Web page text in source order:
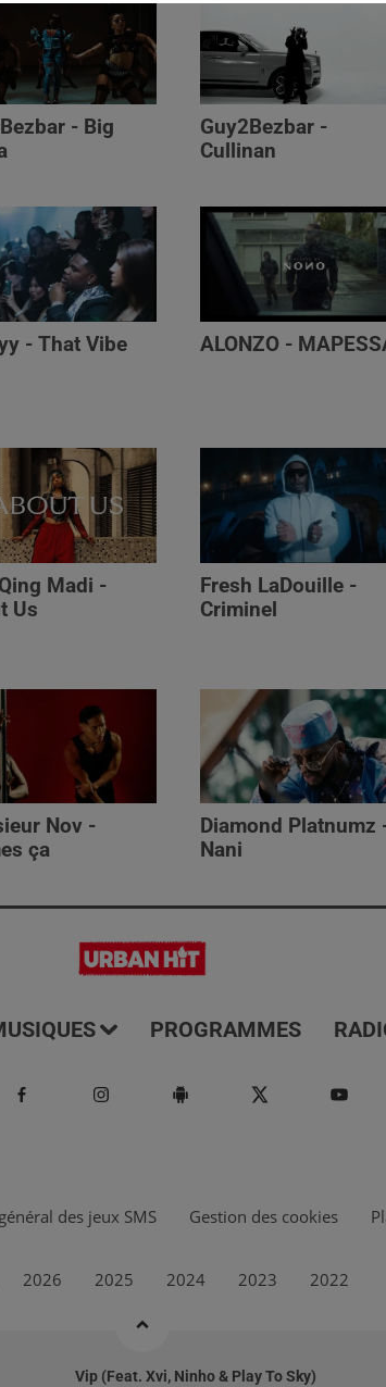
- Big
Guy2Bezbar -
Cullinan
- That Vibe ALONZO -
Madi -
Us
Fresh LaDouille -
Criminel
Nov -
ça
Diamond Platnumz
Nani
PROGRAMMES
Vip (feat. Xvi, Ninho & Play To Sky)
des jeux SMS Gestion des cookies
2026 2025 2024 2023 2022